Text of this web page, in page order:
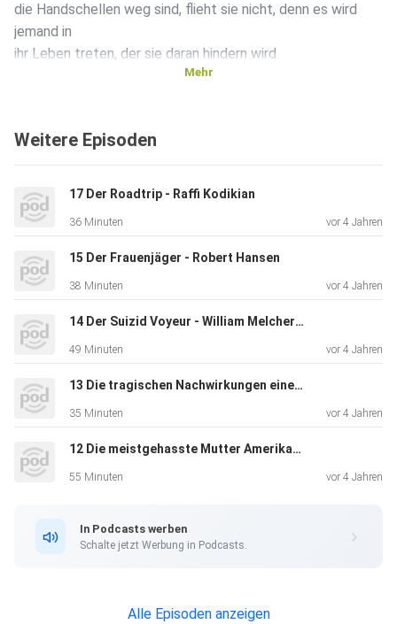
die Handschellen weg sind, flieht sie nicht, denn es wird
jemand in
ihr Leben treten, der sie daran hindern wird.
Mehr
Weitere Episoden
17 Der Roadtrip - Raffi Kodikian
36 Minuten vor 4 Jahren
15 Der Frauenjäger - Robert Hansen
38 Minuten vor 4 Jahren
14 Der Suizid Voyeur - William Melchert-Dinkel
49 Minuten vor 4 Jahren
13 Die tragischen Nachwirkungen einer Entführung - Kenneth Parnell
35 Minuten vor 4 Jahren
12 Die meistgehasste Mutter Amerikas - Casey Anthony
55 Minuten vor 4 Jahren
In Podcasts werben
Schalte jetzt Werbung in Podcasts.
Alle Episoden anzeigen